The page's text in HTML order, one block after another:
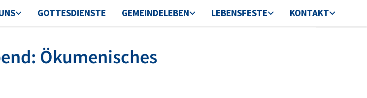
GOTTESDIENSTE GEMEINDELEBEN LEBENSFESTE KONTAKT
Ökumenisches